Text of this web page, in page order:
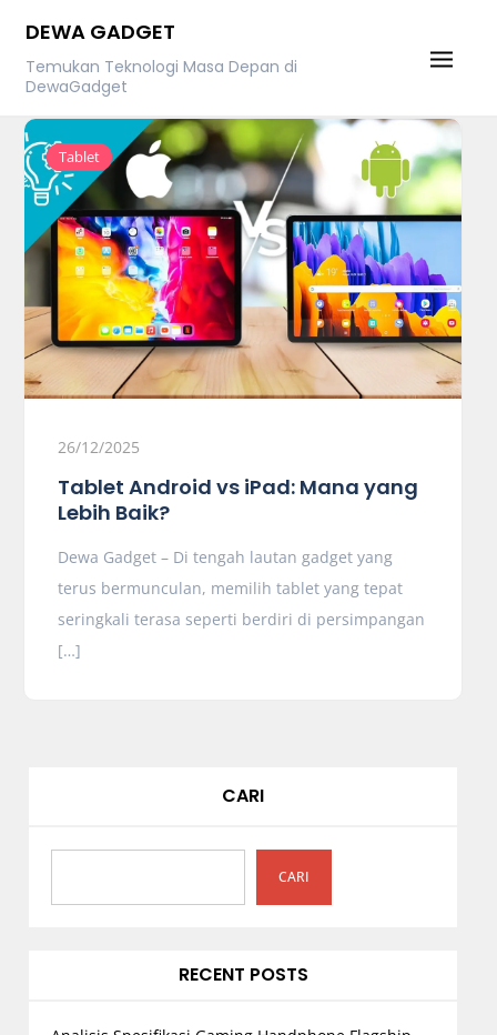
content
DEWA GADGET
Temukan Teknologi Masa Depan di
DewaGadget
Tablet
26/12/2025
Tablet Android vs iPad: Mana yang
Lebih Baik?
Dewa Gadget – Di tengah lautan gadget yang
terus bermunculan, memilih tablet yang tepat
seringkali terasa seperti berdiri di persimpangan
[…]
CARI
CARI
RECENT POSTS